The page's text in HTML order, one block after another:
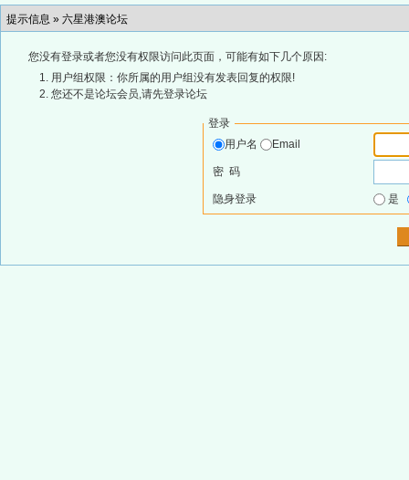
提示信息 » 六星港澳论坛
您没有登录或者您没有权限访问此页面，可能有如下几个原因:
用户组权限：你所属的用户组没有发表回复的权限!
您还不是论坛会员,请先登录论坛
登录
用户名
Email
密 码
隐身登录 是